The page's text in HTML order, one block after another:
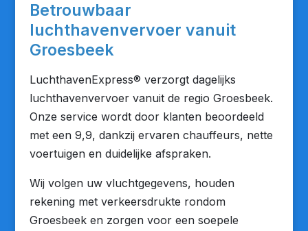
Betrouwbaar
luchthavenvervoer vanuit
Groesbeek
LuchthavenExpress® verzorgt dagelijks
luchthavenvervoer vanuit de regio Groesbeek.
Onze service wordt door klanten beoordeeld
met een 9,9, dankzij ervaren chauffeurs, nette
voertuigen en duidelijke afspraken.
Wij volgen uw vluchtgegevens, houden
rekening met verkeersdrukte rondom
Groesbeek en zorgen voor een soepele